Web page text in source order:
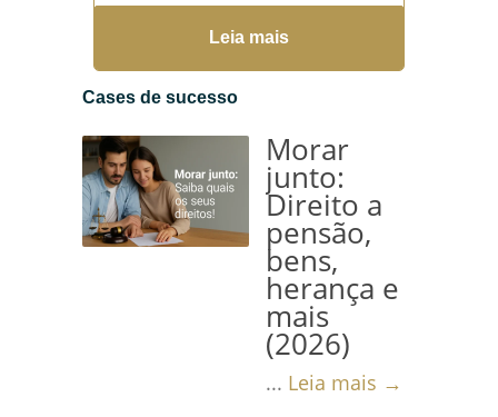
comodato é um empréstimo
gratuito, onde uma parte cede
temporariamente um bem...
Leia mais
Cases de sucesso
Morar
junto:
Direito a
pensão,
bens,
herança e
mais
(2026)
... Leia mais →